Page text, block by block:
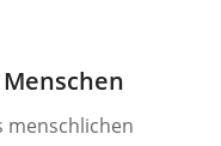
menschlichen